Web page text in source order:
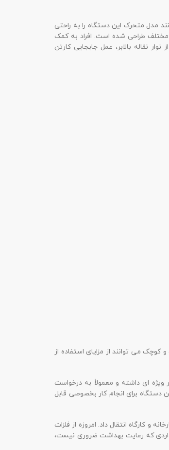
مدل متحرک این دستگاه را به راحتی
مختلف طراحی شده است. افراد به کمک
نقاله بالابر، عمل جابجایی کارتن
می توانند از مزایای استفاده از
ویژه ای داشته و معمولاً به درخواست
برای انجام کار بخصوصی قابل
کارگاه انتقال داد. امروزه از فلزات
که رعایت بهداشت ضروری نیست،